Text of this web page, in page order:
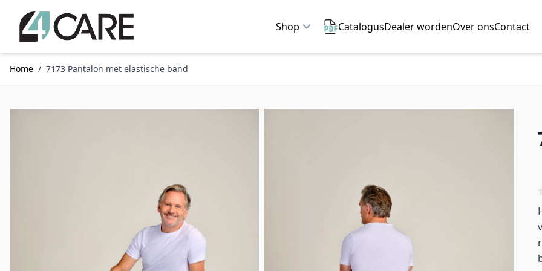
Shop
CatalogusDealer wordenOver onsContact
Home / 7173 Pantalon met elastische band